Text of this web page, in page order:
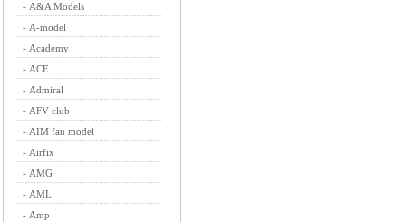
- A&A Models
- A-model
- Academy
- ACE
- Admiral
- AFV club
- AIM fan model
- Airfix
- AMG
- AML
- Amp